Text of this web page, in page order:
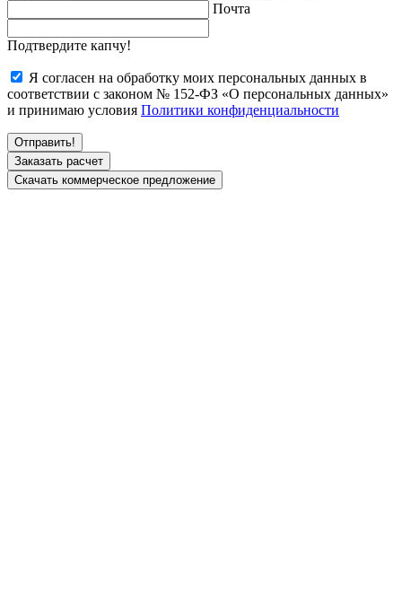
Почта
Подтвердите капчу!
Я согласен на обработку моих персональных данных в
соответствии с законом № 152-ФЗ «О персональных данных»
и принимаю условия Политики конфиденциальности
Заказать расчет
Скачать коммерческое предложение